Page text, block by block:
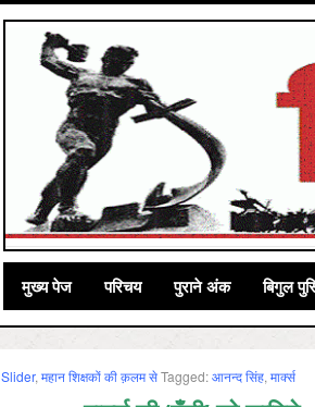
मुख्‍य पेज परिचय पुराने अंक बिगुल
Slider, महान शिक्षकों की क़लम सेTagged:आनन्‍द सिंह, मार्क्‍स